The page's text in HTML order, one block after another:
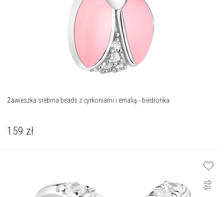
Zawieszka srebrna beads z cyrkoniami i emalią - biedronka
159 zł